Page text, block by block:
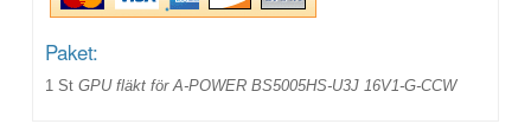
Paket:
1 StGPU fläkt för A-POWER BS5005HS-U3J 16V1-G-CCW